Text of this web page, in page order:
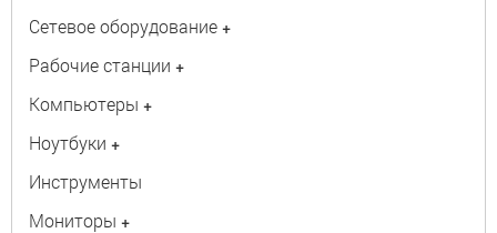
Сетевое оборудование +
Рабочие станции +
Компьютеры +
Ноутбуки +
Инструменты
Мониторы +